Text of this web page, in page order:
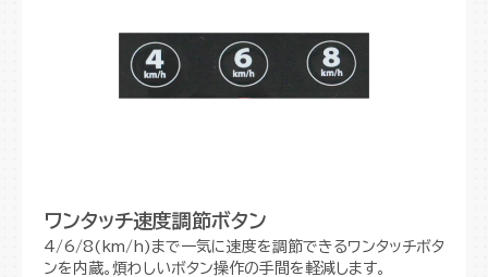
ワンタッチ速度調節ボタン
4/6/8(km/h)まで一気に速度を調節できるワンタッチボタ
ンを内蔵。煩わしいボタン操作の手間を軽減します。